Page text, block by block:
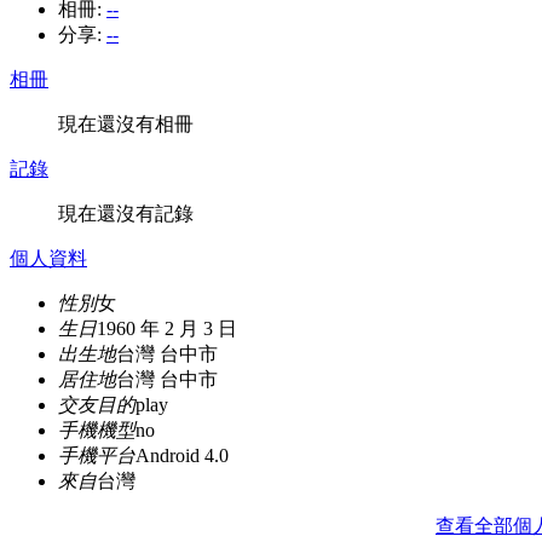
相冊: --
分享: --
相冊
現在還沒有相冊
記錄
現在還沒有記錄
個人資料
性別女
生日1960 年 2 月 3 日
出生地台灣 台中市
居住地台灣 台中市
交友目的play
手機機型no
手機平台Android 4.0
來自台灣
查看全部個